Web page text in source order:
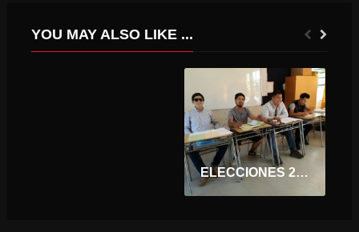
YOU MAY ALSO LIKE ...
ELECCIONES 2017: ¿QUIÉNES SERÁN VOCALES DE MESA PARA LA SEGUNDA VUELTA PRESIDENCIAL?